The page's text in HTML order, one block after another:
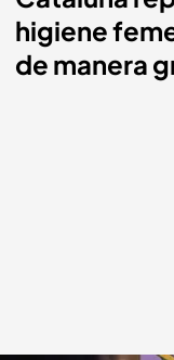
higiene
de manera